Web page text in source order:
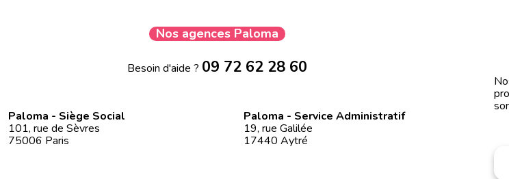
Nos agences Paloma
Besoin d'aide ? 09 72 62 28 60
Paloma - Siège Social
101, rue de Sèvres
75006 Paris
Paloma - Service Administratif
19, rue Galilée
17440 Aytré